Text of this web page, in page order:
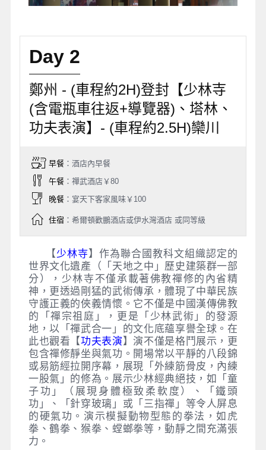
Day 2
鄭州 - (車程約2H)登封【少林寺
(含電瓶車往返+導覽器)、塔林、
功夫表演】- (車程約2.5H)欒川
早餐：酒店內早餐
午餐：禪武酒店￥80
晚餐：宴天下客家風味￥100
住宿：希爾頓歡鵬酒店或伊水灣酒店 或同等級
【少林寺】作為聯合國教科文組織認定的
世界文化遺產（「天地之中」歷史建築群一部
分），少林寺不僅承載著佛教禪修的內省精
神，更透過剛猛的武術傳承，體現了中華民族
守護正義的俠義情懷。它不僅是中國漢傳佛教
的「禪宗祖庭」，更是「少林武術」的發源
地，以「禪武合一」的文化底蘊享譽全球。在
此也觀看【功夫表演】演不僅是格鬥展示，更
包含禪修靜坐與氣功。開場常以平靜的八段錦
或易筋經拉開序幕，展現「外練筋骨皮，內練
一股氣」的修為。展示少林經典絕技，如「童
子功」（展現身體極致柔軟度）、「鐵頭
功」、「針穿玻璃」或「三指禪」等令人屏息
的硬氣功。演示模擬動物型態的拳法，如虎
拳、鶴拳、猴拳、螳螂拳等，動靜之間充滿張
力。